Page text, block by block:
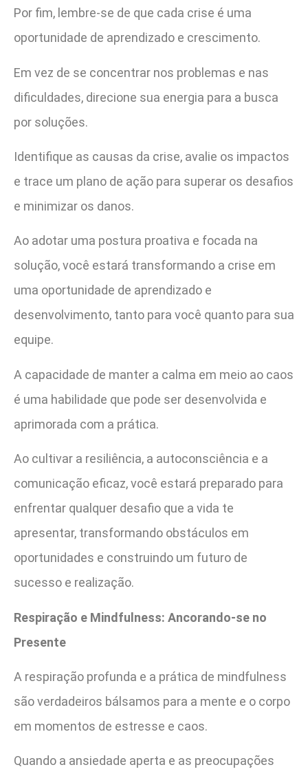
Por fim, lembre-se de que cada crise é uma
oportunidade de aprendizado e crescimento.
Em vez de se concentrar nos problemas e nas
dificuldades, direcione sua energia para a busca
por soluções.
Identifique as causas da crise, avalie os impactos
e trace um plano de ação para superar os desafios
e minimizar os danos.
Ao adotar uma postura proativa e focada na
solução, você estará transformando a crise em
uma oportunidade de aprendizado e
desenvolvimento, tanto para você quanto para sua
equipe.
A capacidade de manter a calma em meio ao caos
é uma habilidade que pode ser desenvolvida e
aprimorada com a prática.
Ao cultivar a resiliência, a autoconsciência e a
comunicação eficaz, você estará preparado para
enfrentar qualquer desafio que a vida te
apresentar, transformando obstáculos em
oportunidades e construindo um futuro de
sucesso e realização.
Respiração e Mindfulness: Ancorando-se no
Presente
A respiração profunda e a prática de mindfulness
são verdadeiros bálsamos para a mente e o corpo
em momentos de estresse e caos.
Quando a ansiedade aperta e as preocupações